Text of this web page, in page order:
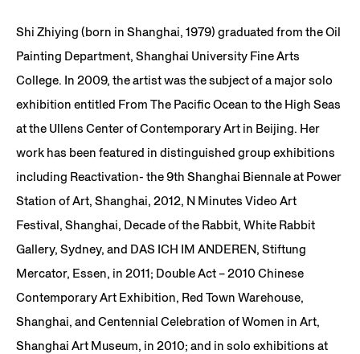
Shi Zhiying (born in Shanghai, 1979) graduated from the Oil
Painting Department, Shanghai University Fine Arts
College. In 2009, the artist was the subject of a major solo
exhibition entitled From The Pacific Ocean to the High Seas
at the Ullens Center of Contemporary Art in Beijing. Her
work has been featured in distinguished group exhibitions
including Reactivation- the 9th Shanghai Biennale at Power
Station of Art, Shanghai, 2012, N Minutes Video Art
Festival, Shanghai, Decade of the Rabbit, White Rabbit
Gallery, Sydney, and DAS ICH IM ANDEREN, Stiftung
Mercator, Essen, in 2011; Double Act – 2010 Chinese
Contemporary Art Exhibition, Red Town Warehouse,
Shanghai, and Centennial Celebration of Women in Art,
Shanghai Art Museum, in 2010; and in solo exhibitions at